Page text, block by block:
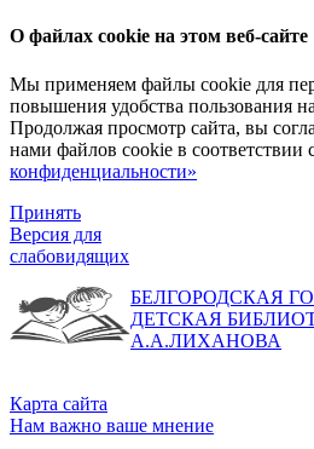
О файлах cookie на этом веб-сайте
Мы применяем файлы cookie для
повышения удобства пользования
Продолжая просмотр сайта, вы
нами файлов cookie в соответствии
конфиденциальности»
Принять
Версия для
слабовидящих
БЕЛГОРОДСКАЯ
ДЕТСКАЯ
А.А.ЛИХАНОВА
Карта сайта
Нам важно ваше мнение